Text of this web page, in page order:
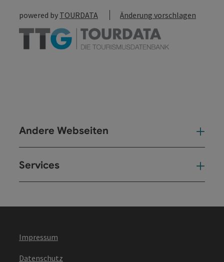
powered by TOURDATA Änderung vorschlagen
Andere Webseiten
Services
Impressum
Datenschutz